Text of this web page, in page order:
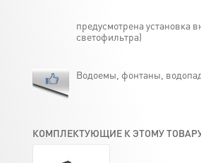
предусмотрена установка
светофильтра)
Водоемы, фонтаны,
КОМПЛЕКТУЮЩИЕ К ЭТОМУ